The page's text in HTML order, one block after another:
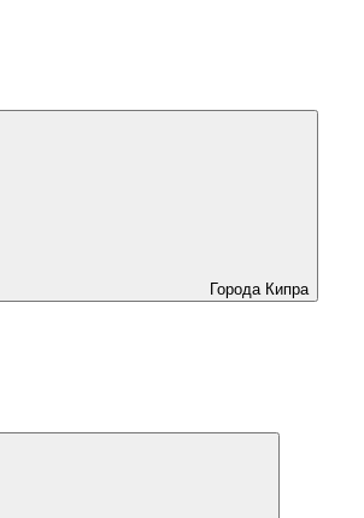
Города Кипра